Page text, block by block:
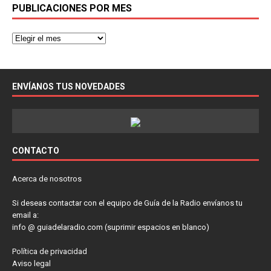
PUBLICACIONES POR MES
ENVÍANOS TUS NOVEDADES
CONTACTO
Acerca de nosotros
Si deseas contactar con el equipo de Guía de la Radio envíanos tu
email a:
info @ guiadelaradio.com (suprimir espacios en blanco)
Política de privacidad
Aviso legal